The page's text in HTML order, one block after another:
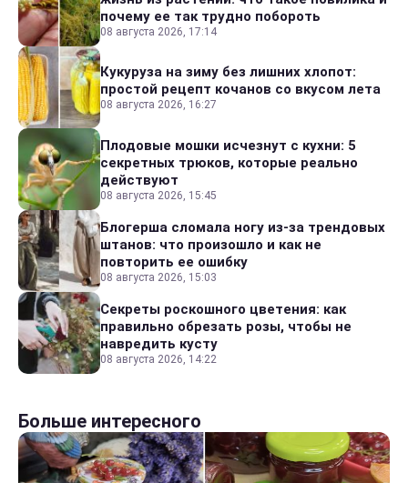
почему ее так трудно побороть
08 августа 2026, 17:14
Кукуруза на зиму без лишних хлопот:
простой рецепт кочанов со вкусом лета
08 августа 2026, 16:27
Плодовые мошки исчезнут с кухни: 5
секретных трюков, которые реально
действуют
08 августа 2026, 15:45
Блогерша сломала ногу из-за трендовых
штанов: что произошло и как не
повторить ее ошибку
08 августа 2026, 15:03
Секреты роскошного цветения: как
правильно обрезать розы, чтобы не
навредить кусту
08 августа 2026, 14:22
Больше интересного